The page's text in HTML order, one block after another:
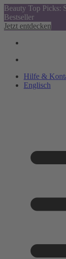
Beauty Top Picks:
Bestseller
Jetzt entdecken
Hilfe &
Englisch